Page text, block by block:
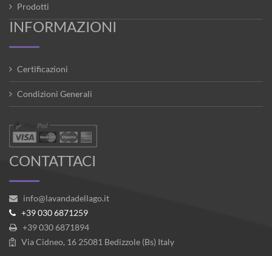
Prodotti
INFORMAZIONI
Certificazioni
Condizioni Generali
CONTATTACI
info@lavandadellago.it
+39 030 6871259
+39 030 6871894
Via Cidneo, 16 25081 Bedizzole (Bs) Italy